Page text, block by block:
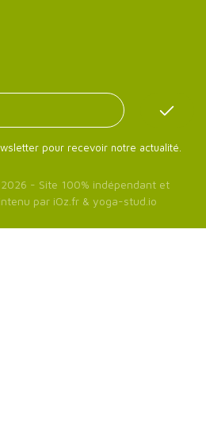
pour recevoir notre actualité.
- Site 100% indépendant et
par iOz.fr & yoga-stud.io